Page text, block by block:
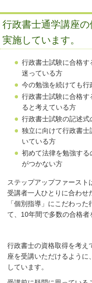
行政書士通学講座
実施しています。
行政書士試験に合格
迷っている方
今の勉強を続けても
行政書士試験に合格
ると考えている方
行政書士試験の記述
独立に向けて行政書
いている方
初めて法律を勉強す
がつかない方
ステップアップファースト
受講者一人ひとりに合わせ
「個別指導」にこだわっ
て、10年間で多数の合格者
行政書士の資格取得を考え
座を受講いただけるように
しています。